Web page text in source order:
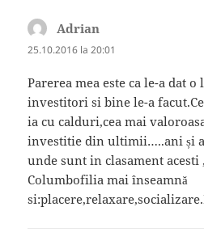
Adrian
25.10.2016 la 20:01
Parerea mea este ca le-a dat
investitori si bine le-a
ia cu calduri,cea mai
investitie din ultimii…..ani și
unde sunt in clasament acesti
Columbofilia mai înseamnă